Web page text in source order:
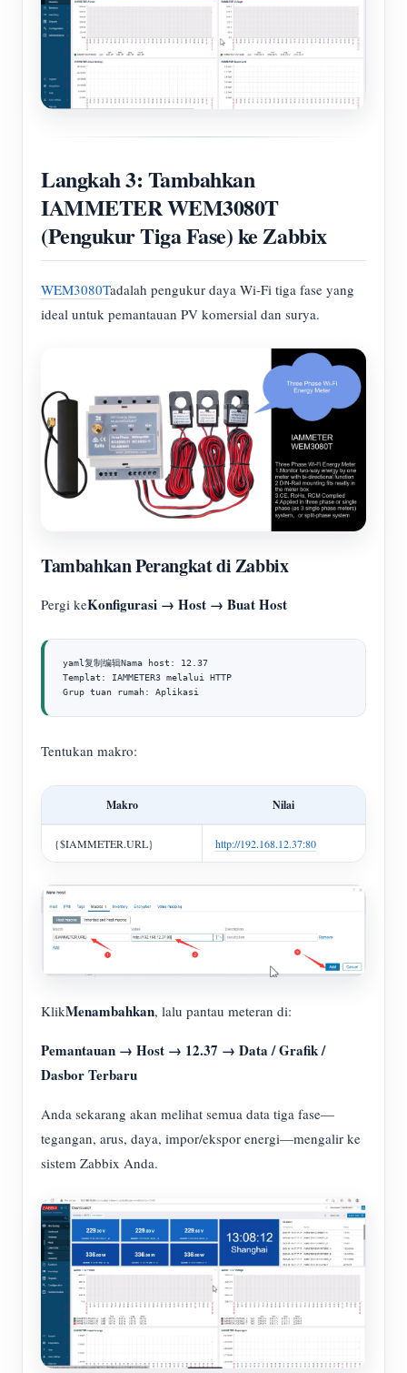
Langkah 3: Tambahkan
IAMMETER WEM3080T
(Pengukur Tiga Fase) ke Zabbix
WEM3080Tadalah pengukur daya Wi-Fi tiga fase yang
ideal untuk pemantauan PV komersial dan surya.
Tambahkan Perangkat di Zabbix
Pergi keKonfigurasi → Host → Buat Host
yaml复制编辑Nama host: 12.37
Templat: IAMMETER3 melalui HTTP
Grup tuan rumah: Aplikasi
Tentukan makro:
Makro Nilai
{$IAMMETER.URL} http://192.168.12.37:80
KlikMenambahkan, lalu pantau meteran di:
Pemantauan → Host → 12.37 → Data / Grafik /
Dasbor Terbaru
Anda sekarang akan melihat semua data tiga fase—
tegangan, arus, daya, impor/ekspor energi—mengalir ke
sistem Zabbix Anda.